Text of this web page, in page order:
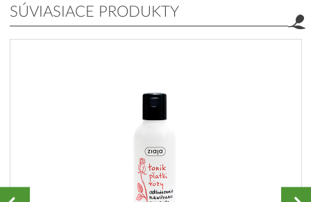
SÚVIASIACE PRODUKTY